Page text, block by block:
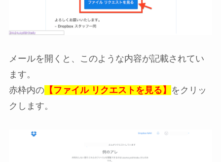
メールを開くと、このような内容が記載されてい
ます。
赤枠内の【ファイル リクエストを見る】
をクリッ
クします。